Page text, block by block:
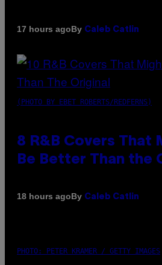
17 hours agoBy Caleb Catlin
(PHOTO BY EBET ROBERTS/REDFERNS)
8 R&B Covers That
Be Better Than the
18 hours agoBy Caleb Catlin
PHOTO: PETER KRAMER / GETTY IMAGES